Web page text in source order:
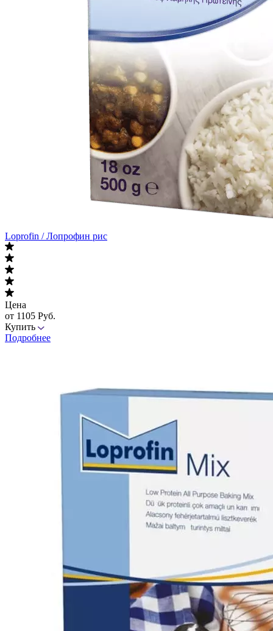
Loprofin / Лопрофин рис
Цена
от 1105 Руб.
Купить
Подробнее